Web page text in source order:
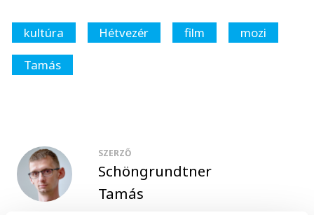
kultúra Hétvezér film
mozi
Tamás
SZERZŐ
Schöngrundtner
Tamás